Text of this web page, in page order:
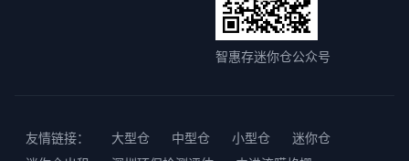
智惠存迷你仓公众号
友情链接： 大型仓 中型仓 小型仓
迷你仓